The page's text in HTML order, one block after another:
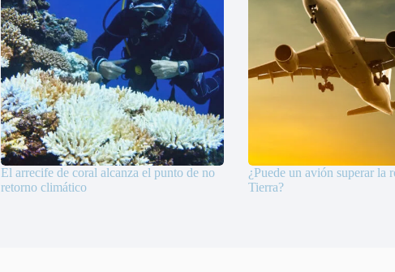
El arrecife de coral alcanza el punto de no
retorno climático
¿Puede un avión superar la
Tierra?